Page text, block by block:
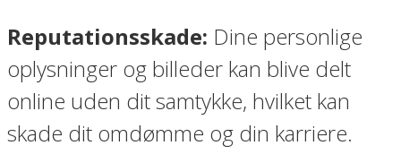
Reputationsskade: Dine personlige
oplysninger og billeder kan blive delt
online uden dit samtykke, hvilket kan
skade dit omdømme og din karriere.